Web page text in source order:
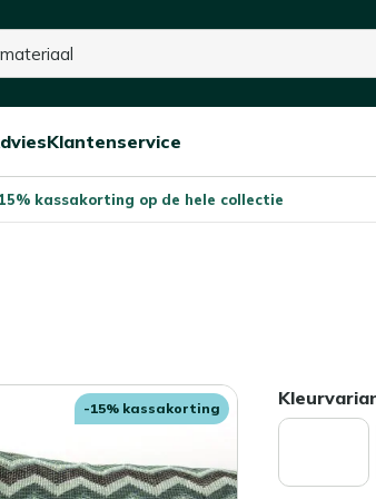
Open/sluit Open/sluit
Klantenservice
15% kassakorting op de hele collectie
-15% kassakorting